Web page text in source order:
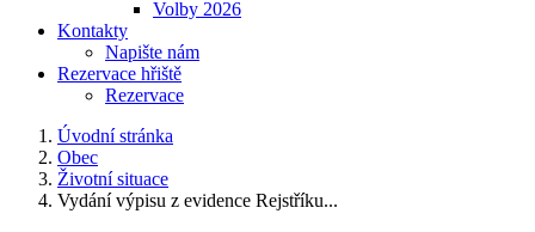
Volby 2026
Kontakty
Napište nám
Rezervace hřiště
Rezervace
Úvodní stránka
Obec
Životní situace
Vydání výpisu z evidence Rejstříku...